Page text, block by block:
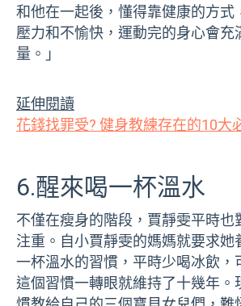
和他在一起後，懂得靠健康的方式
壓力和不愉快，運動完的身心會充
量。」
延伸閱讀
花錢找罪受? 健身教練存在的10大
6.醒來喝一杯溫水
不僅在瘦身的階段，賈靜雯平時也
注重。自小賈靜雯的媽媽就要求她
一杯溫水的習慣，平時少喝冰飲，
這個習慣一轉眼就維持了十幾年。